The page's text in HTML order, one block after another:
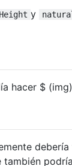
y
hacer $
también